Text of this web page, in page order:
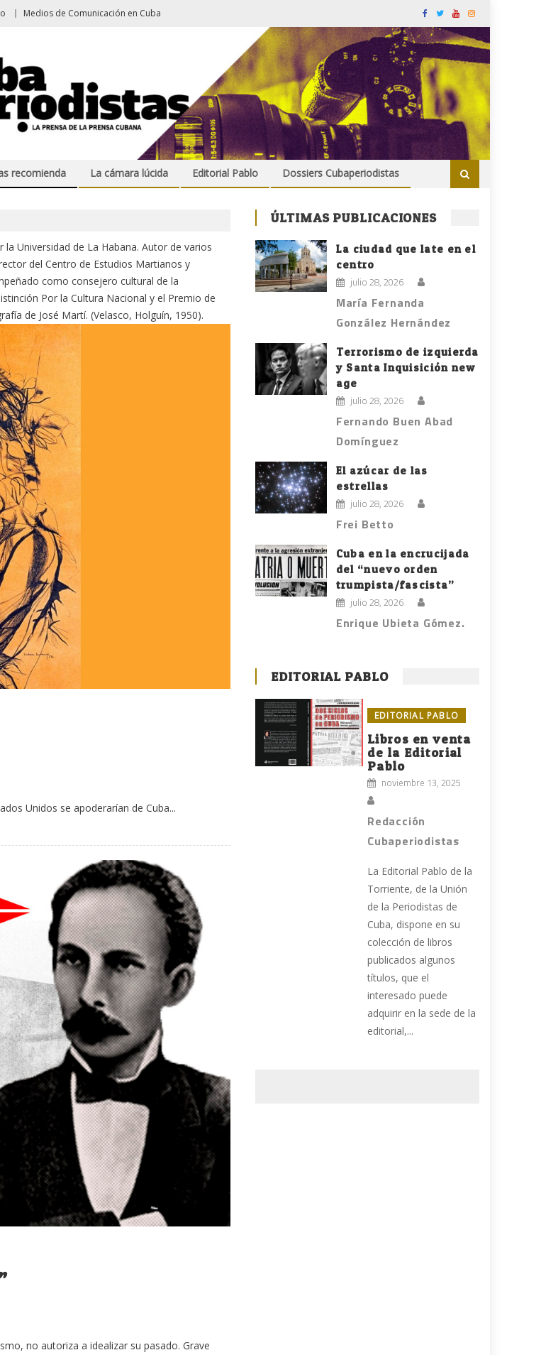
Medios de Comunicación en Cuba
recomienda La cámara lúcida Editorial Pablo Dossiers Cubaperiodistas
Universidad de La Habana. Autor de varios
del Centro de Estudios Martianos y
como consejero cultural de la
Por la Cultura Nacional y el Premio de
de José Martí. (Velasco, Holguín, 1950).
Unidos se apoderarían de Cuba...
no autoriza a idealizar su pasado. Grave
ÚLTIMAS PUBLICACIONES
La ciudad que late en el
centro
julio 28, 2026
María Fernanda
González Hernández
Terrorismo de izquierda
y Santa Inquisición new
age
julio 28, 2026
Fernando Buen Abad
Domínguez
El azúcar de las
estrellas
julio 28, 2026
Frei Betto
Cuba en la encrucijada
del “nuevo orden
trumpista/fascista”
julio 28, 2026
Enrique Ubieta Gómez.
EDITORIAL PABLO
EDITORIAL PABLO
Libros en venta
de la Editorial
Pablo
noviembre 13, 2025
Redacción
Cubaperiodistas
La Editorial Pablo de la
Torriente, de la Unión
de la Periodistas de
Cuba, dispone en su
colección de libros
publicados algunos
títulos, que el
interesado puede
adquirir en la sede de la
editorial,...